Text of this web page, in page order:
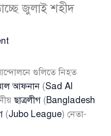
জুলাই শহীদ
গুলিতে নিহত
আফনান (Sad Al
ছাত্রলীগ (Bangladesh
(Jubo League) নেতা-